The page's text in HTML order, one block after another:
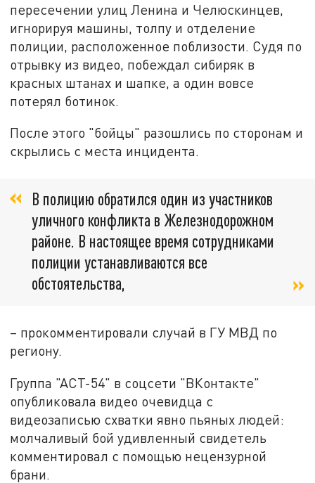
пересечении улиц Ленина и Челюскинцев,
игнорируя машины, толпу и отделение
полиции, расположенное поблизости. Судя по
отрывку из видео, побеждал сибиряк в
красных штанах и шапке, а один вовсе
потерял ботинок.
После этого "бойцы" разошлись по сторонам и
скрылись с места инцидента.
В полицию обратился один из участников
уличного конфликта в Железнодорожном
районе. В настоящее время сотрудниками
полиции устанавливаются все
обстоятельства,
– прокомментировали случай в ГУ МВД по
региону.
Группа "АСТ-54" в соцсети "ВКонтакте"
опубликовала видео очевидца с
видеозаписью схватки явно пьяных людей:
молчаливый бой удивленный свидетель
комментировал с помощью нецензурной
брани.